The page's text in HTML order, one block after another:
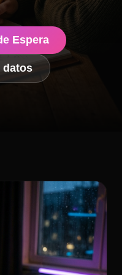
Espera
datos